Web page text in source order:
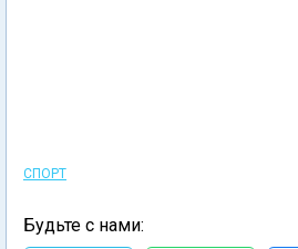
СПОРТ
Будьте с нами: